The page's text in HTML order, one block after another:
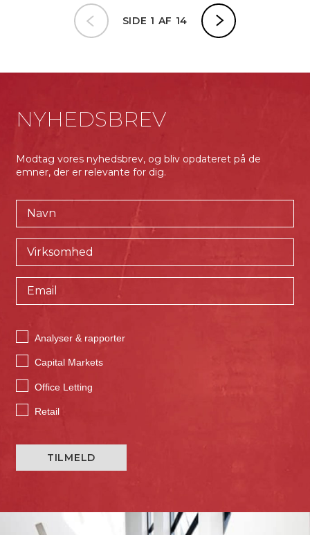
SIDE 1 AF 14
NYHEDSBREV
Modtag vores nyhedsbrev, og bliv opdateret på de
emner, der er relevante for dig.
Analyser & rapporter
Capital Markets
Office Letting
Retail
TILMELD